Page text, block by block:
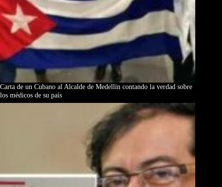
Carta de un Cubano al Alcalde de Medellín contando la verdad sobre
los médicos de su país